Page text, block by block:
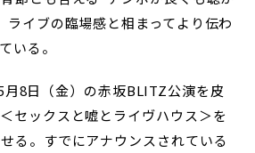
ライブの臨場感と相まってより伝わ
いる。
8日（金）の赤坂BLITZ公演を皮
セックスと嘘とライヴハウス＞を
る。すでにアナウンスされている